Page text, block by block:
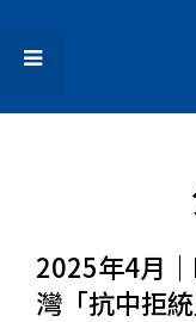
2025年4月
灣「抗中拒統